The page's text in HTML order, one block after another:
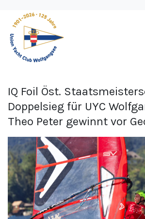
IQ Foil Öst.
Doppelsieg für UYC
Theo Peter gewinnt vor